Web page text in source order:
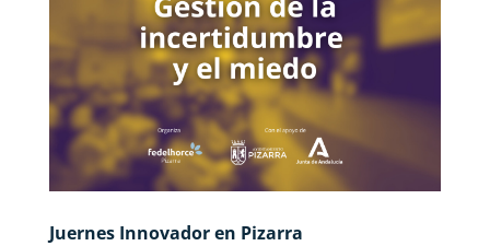
Juernes Innovador en Pizarra